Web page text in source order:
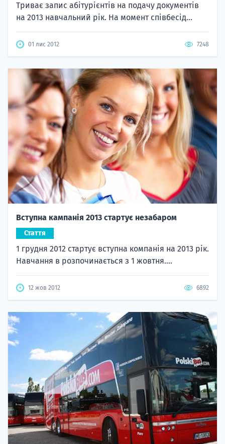
Триває запис абітурієнтів на подачу документів
на 2013 навчальний рік. На момент співбесід...
01 лис 2012 7248
Вступна кампанія 2013 стартує незабаром
Стаття
1 грудня 2012 стартує вступна компанія на 2013 рік.
Навчання в розпочинається з 1 жовтня....
12 жов 2012 6892